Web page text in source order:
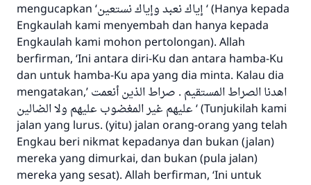
mengucapkan ‘إياك نعبد وإياك نستعين ‘ (Hanya kepada
Engkaulah kami menyembah dan hanya kepada
Engkaulah kami mohon pertolongan). Allah
berfirman, ‘Ini antara diri-Ku dan antara hamba-Ku
dan untuk hamba-Ku apa yang dia minta. Kalau dia
mengatakan,’ اهدنا الصراط المستقيم . صراط الذين أنعمت
عليهم غير المغضوب عليهم ولا الضالين ‘ (Tunjukilah kami
jalan yang lurus. (yitu) jalan orang-orang yang telah
Engkau beri nikmat kepadanya dan bukan (jalan)
mereka yang dimurkai, dan bukan (pula jalan)
mereka yang sesat). Allah berfirman, ‘Ini untuk